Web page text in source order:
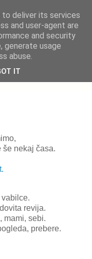
še nekaj časa.
revija.
mami, sebi.
prebere.
deliver its services
and user-agent are
and security
generate usage
abuse.
IT